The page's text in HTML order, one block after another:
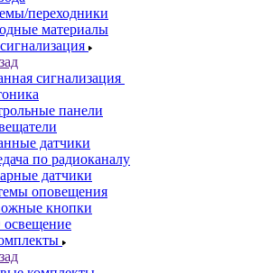
переходники
материалы
сигнализация
панели
датчики
по радиоканалу
датчики
оповещения
кнопки